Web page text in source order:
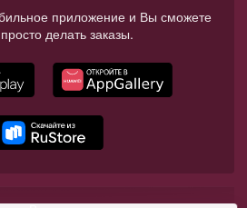
приложение и Вы сможете
делать заказы.